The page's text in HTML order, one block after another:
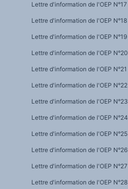
Lettre d'information de l'OEP N°17
Lettre d'information de l'OEP N°18
Lettre d'information de l'OEP N°19
Lettre d'information de l'OEP N°20
Lettre d'information de l'OEP N°21
Lettre d'information de l'OEP N°22
Lettre d'information de l'OEP N°23
Lettre d'information de l'OEP N°24
Lettre d'information de l'OEP N°25
Lettre d'information de l'OEP N°26
Lettre d'information de l'OEP N°27
Lettre d'information de l'OEP N°28